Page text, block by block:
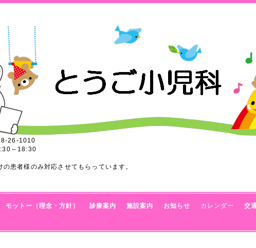
26-1010
～18:30
患者様のみ対応させてもらっています。
モットー（理念・方針） 診療案内 施設案内 お知らせ カレンダー 交